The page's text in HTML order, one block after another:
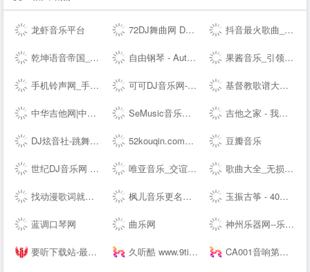
龙虾音乐平台 72DJ舞曲网 DJ舞曲 DJ串烧 最新好听的dj舞曲免费下载网站 抖音最火歌曲_好听的歌曲 - 我要歌词网
乾坤语音帝国_MP3音乐免费试听下载网站 自由钢琴 - AutoPiano | 在线钢琴，键盘钢琴，模拟钢琴，多种乐器选择，好听又好玩 果酱音乐_引领音乐娱乐新风向
手机铃声网_手机铃声下载_免费手机铃声下载 可可DJ音乐网-车载dj dj舞曲 dj现场视频 原创DJ音乐分享平台 基督教歌谱大全-分享基督教赞美诗歌简谱，五线谱，和弦谱，歌词的最佳网站!
中华吉他网|中国(珠海)国际吉他艺术节|中国(珠海)吉他大赛|教育|琴行|厂商|珠海吉他学会|研究会|珠海市音乐家协会|联谊会|结他|吉它|china|gutiar|keytar|www.zhguitar.com SeMusic音乐网站源码|一号DJ开源PHP音乐CMS网站管理系统 吉他之家 - 我的吉他谱,我的吉他网站!
DJ炫音社-跳舞专辑_公路音乐_酒吧音乐夜店慢摇车载DJ舞曲网站 52kouqin.com到期，请续费 豆瓣音乐
世纪DJ音乐网 - 无损高品质DJ舞曲分享,音质最好的DJ免费下载网站 唯亚音乐_交谊舞曲_舞厅舞曲大全_夜场交谊舞曲 歌曲大全_无损音乐下载_MP3歌曲免费下载 - 求歌网
找动漫歌词就到 - 每日动漫歌词网 枫儿音乐更名为枫儿乐谱网提供各种简谱，歌谱，五线谱，吉他谱 玉振古筝 - 40年技术沉淀，铸就扬州筝业佼佼者
蓝调口琴网 曲乐网 神州乐器网--乐器行业--
要听下载站-最新手机游戏软件下载平台 久听酷 www.9tingku.com 原创DJ音乐分享平台 DJ舞曲 超劲爆车载DJ下载网站 CA001音响第一网 _ 音频视频灯光信息平台 - Powered by CA001.COM